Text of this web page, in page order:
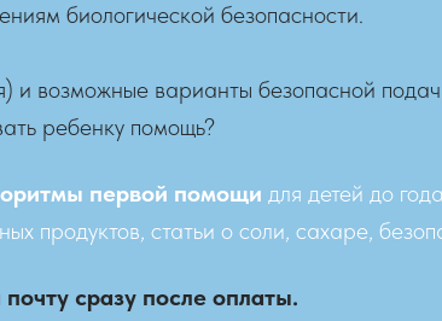
биологической безопасности.
и возможные варианты безопасной
ребенку помощь?
первой помощи для детей до
продуктов, статьи о соли, сахаре,
сразу после оплаты.